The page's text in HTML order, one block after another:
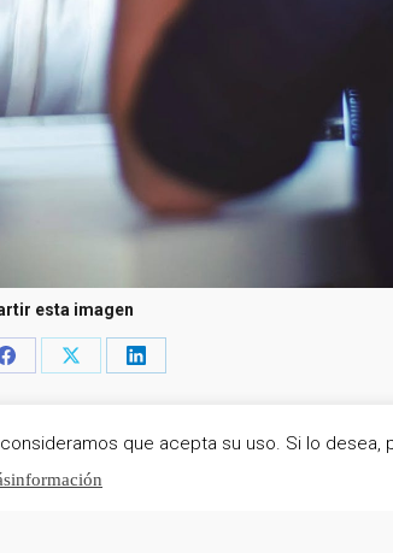
esta imagen
Share
Facebook
Share
X
Share
LinkedIn
que acepta su uso. Si lo desea,
información